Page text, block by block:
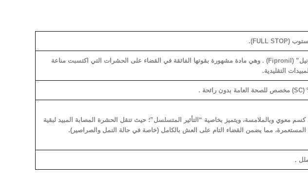
(
FULL STOP
).
(
Fipronil) . وهي مادة مشهورة بقوتها الفائقة في القضاء على الحشرات التي اكتسبت مناعة
التقليدية.
(SC) مخصص للصحة العامة بدون رائحة .
معوي وبالملامسة، ويتميز بخاصية “التأثير المتسلسل”؛ حيث تنقل الحشرة المصابة المبيد لبقية
المستعمرة، مما يضمن القضاء التام على العش بالكامل (خاصة في حالة النمل والصراصير).